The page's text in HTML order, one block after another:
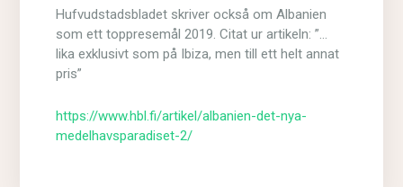
Hufvudstadsbladet skriver också om Albanien
som ett toppresemål 2019. Citat ur artikeln: ”…
lika exklusivt som på Ibiza, men till ett helt annat
pris”
https://www.hbl.fi/artikel/albanien-det-nya-
medelhavsparadiset-2/